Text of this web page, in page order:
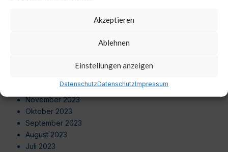
Akzeptieren
Ablehnen
Einstellungen anzeigen
DatenschutzDatenschutzImpressum
Dezember 2023
November 2023
Oktober 2023
September 2023
August 2023
Juli 2023